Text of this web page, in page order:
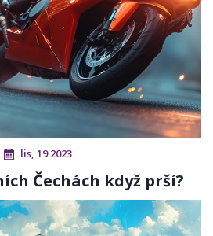
lis, 19 2023
Čechách když prší?